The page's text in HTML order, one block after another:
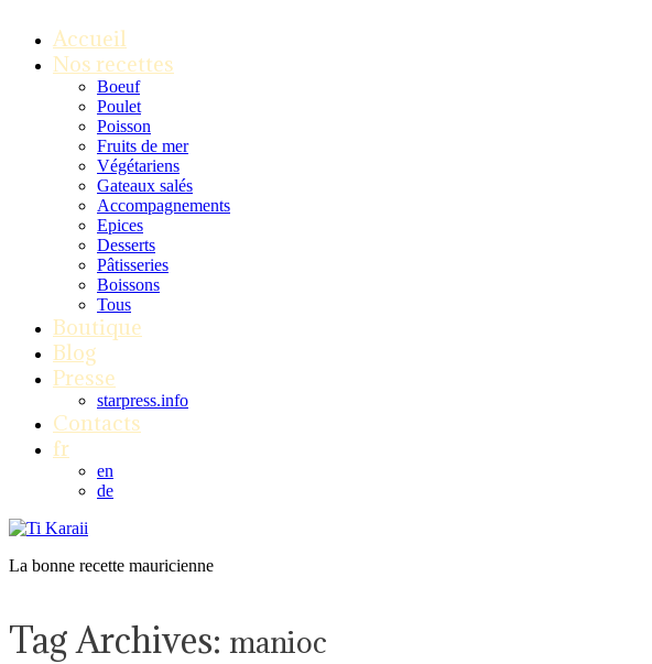
Accueil
Nos recettes
Boeuf
Poulet
Poisson
Fruits de mer
Végétariens
Gateaux salés
Accompagnements
Epices
Desserts
Pâtisseries
Boissons
Tous
Boutique
Blog
Presse
starpress.info
Contacts
fr
en
de
La bonne recette mauricienne
Tag Archives: manioc